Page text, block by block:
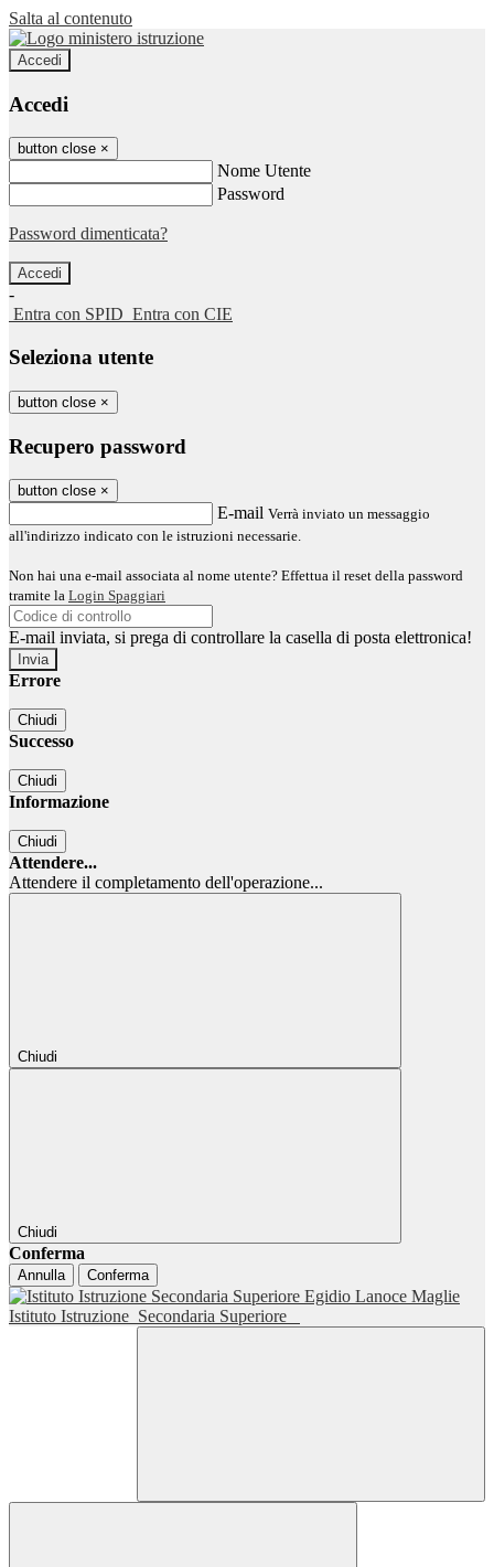
Salta al contenuto
Accedi
Accedi
button close ×
Nome Utente
Password
Password dimenticata?
-
Entra con SPID Entra con CIE
Seleziona utente
button close ×
Recupero password
button close ×
E-mail Verrà inviato un messaggio
all'indirizzo indicato con le istruzioni necessarie.
Non hai una e-mail associata al nome utente? Effettua il reset della password
tramite la Login Spaggiari
E-mail inviata, si prega di controllare la casella di posta elettronica!
Errore
Chiudi
Successo
Chiudi
Informazione
Chiudi
Attendere...
Attendere il completamento dell'operazione...
Chiudi
Chiudi
Conferma
Annulla Conferma
Istituto Istruzione Secondaria Superiore